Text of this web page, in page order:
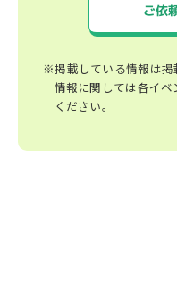
ご依
※掲載している情報は掲
情報に関しては各イ
ください。